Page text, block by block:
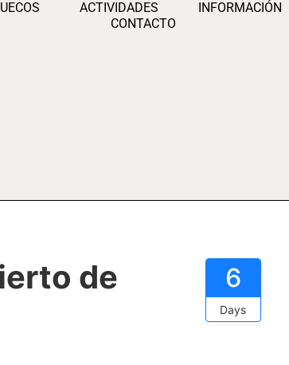
ACTIVIDADES INFORMACIÓN
CONTACTO
de
6
Days